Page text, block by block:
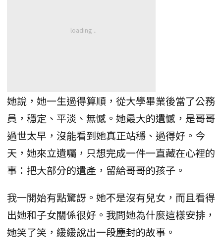
她說，她一生過得算順，從大學畢業後當了公務
員，穩定、平淡、無憾。她最大的遺憾，是哥哥
過世太早，沒能看到她真正站穩、過得好。今
天，她來立遺囑，只想完成一件一直藏在心裡的
事：把大部分的遺產，留給哥哥的孩子。
我一開始有點驚訝。她不是沒有兒女，而且看得
出她和子女關係很好。我問她為什麼這樣安排，
她笑了笑，緩緩說出一段塵封的故事。